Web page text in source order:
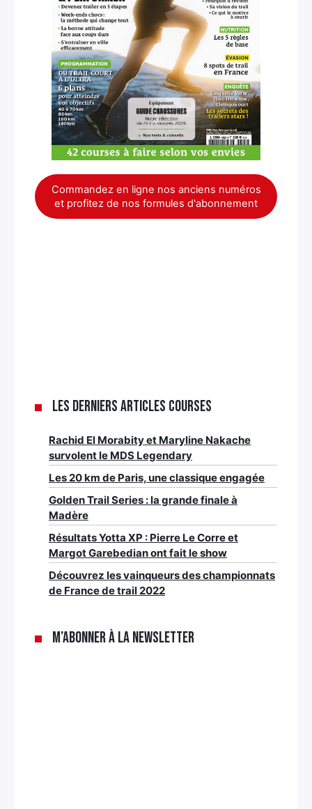
Commandez en ligne nos anciens numéros
et profitez de nos formules d'abonnement
Les derniers articles Courses
Rachid El Morabity et Maryline Nakache
survolent le MDS Legendary
Les 20 km de Paris, une classique engagée
Golden Trail Series : la grande finale à
Madère
Résultats Yotta XP : Pierre Le Corre et
Margot Garebedian ont fait le show
Découvrez les vainqueurs des championnats
de France de trail 2022
M’abonner à la newsletter
Rechercher